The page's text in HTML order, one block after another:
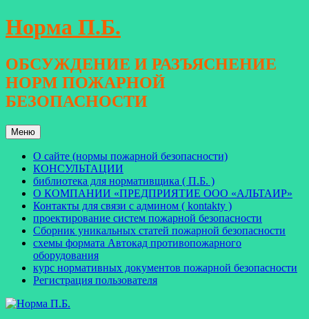
Перейти
к
Норма П.Б.
ОБСУЖДЕНИЕ И РАЗЪЯСНЕНИЕ
НОРМ ПОЖАРНОЙ
БЕЗОПАСНОСТИ
Меню
О сайте (нормы пожарной безопасности)
КОНСУЛЬТАЦИИ
библиотека для нормативщика ( П.Б. )
О КОМПАНИИ «ПРЕДПРИЯТИЕ ООО «АЛЬТАИР»
Контакты для связи с админом ( kontakty )
проектирование систем пожарной безопасности
Сборник уникальных статей пожарной безопасности
схемы формата Автокад противопожарного
оборудования
курс нормативных документов пожарной безопасности
Регистрация пользователя